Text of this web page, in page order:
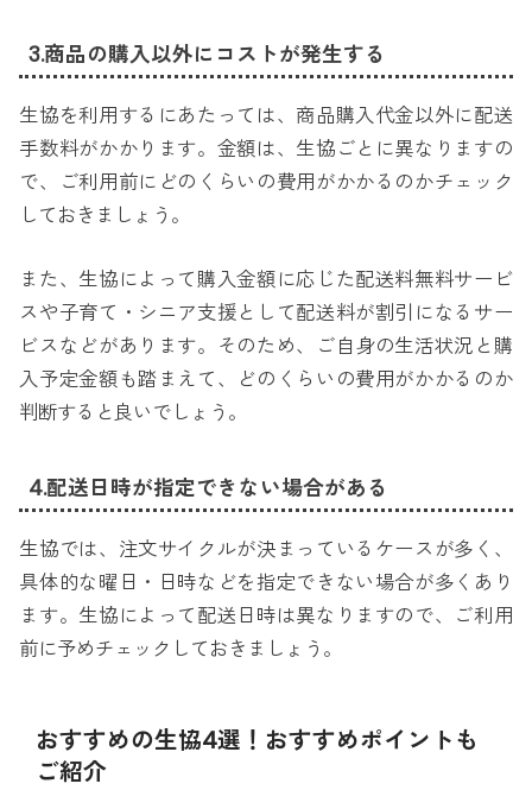
3.商品の購入以外にコストが発生する
生協を利用するにあたっては、商品購入代金以外に配送
手数料がかかります。金額は、生協ごとに異なりますの
で、ご利用前にどのくらいの費用がかかるのかチェック
しておきましょう。
また、生協によって購入金額に応じた配送料無料サービ
スや子育て・シニア支援として配送料が割引になるサー
ビスなどがあります。そのため、ご自身の生活状況と購
入予定金額も踏まえて、どのくらいの費用がかかるのか
判断すると良いでしょう。
4.配送日時が指定できない場合がある
生協では、注文サイクルが決まっているケースが多く、
具体的な曜日・日時などを指定できない場合が多くあり
ます。生協によって配送日時は異なりますので、ご利用
前に予めチェックしておきましょう。
おすすめの生協4選！おすすめポイントも
ご紹介